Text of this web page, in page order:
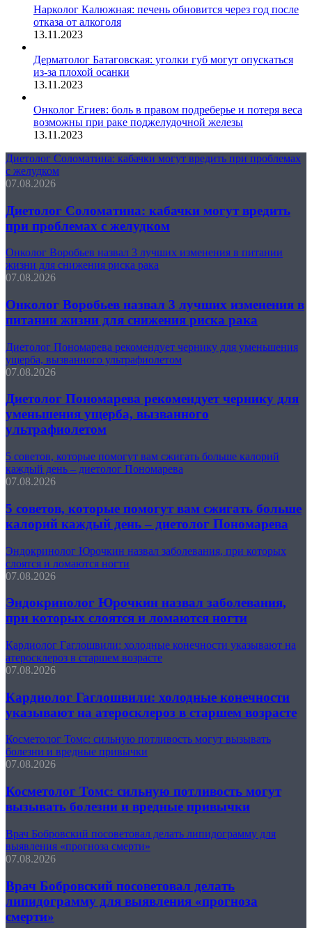
Нарколог Калюжная: печень обновится через год после
отказа от алкоголя
13.11.2023
Дерматолог Батаговская: уголки губ могут опускаться
из-за плохой осанки
13.11.2023
Онколог Егиев: боль в правом подреберье и потеря веса
возможны при раке поджелудочной железы
13.11.2023
Диетолог Соломатина: кабачки могут вредить при проблемах
с желудком
07.08.2026
Диетолог Соломатина: кабачки могут вредить
при проблемах с желудком
Онколог Воробьев назвал 3 лучших изменения в питании
жизни для снижения риска рака
07.08.2026
Онколог Воробьев назвал 3 лучших изменения в
питании жизни для снижения риска рака
Диетолог Пономарева рекомендует чернику для уменьшения
ущерба, вызванного ультрафиолетом
07.08.2026
Диетолог Пономарева рекомендует чернику для
уменьшения ущерба, вызванного
ультрафиолетом
5 советов, которые помогут вам сжигать больше калорий
каждый день – диетолог Пономарева
07.08.2026
5 советов, которые помогут вам сжигать больше
калорий каждый день – диетолог Пономарева
Эндокринолог Юрочкин назвал заболевания, при которых
слоятся и ломаются ногти
07.08.2026
Эндокринолог Юрочкин назвал заболевания,
при которых слоятся и ломаются ногти
Кардиолог Гаглошвили: холодные конечности указывают на
атеросклероз в старшем возрасте
07.08.2026
Кардиолог Гаглошвили: холодные конечности
указывают на атеросклероз в старшем возрасте
Косметолог Томс: сильную потливость могут вызывать
болезни и вредные привычки
07.08.2026
Косметолог Томс: сильную потливость могут
вызывать болезни и вредные привычки
Врач Бобровский посоветовал делать липидограмму для
выявления «прогноза смерти»
07.08.2026
Врач Бобровский посоветовал делать
липидограмму для выявления «прогноза
смерти»